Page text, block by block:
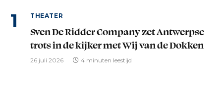
THEATER
Sven De Ridder Company zet Antwerpse
trots in de kijker met Wij van de Dokken
26 juli 2026 4 minuten leestijd